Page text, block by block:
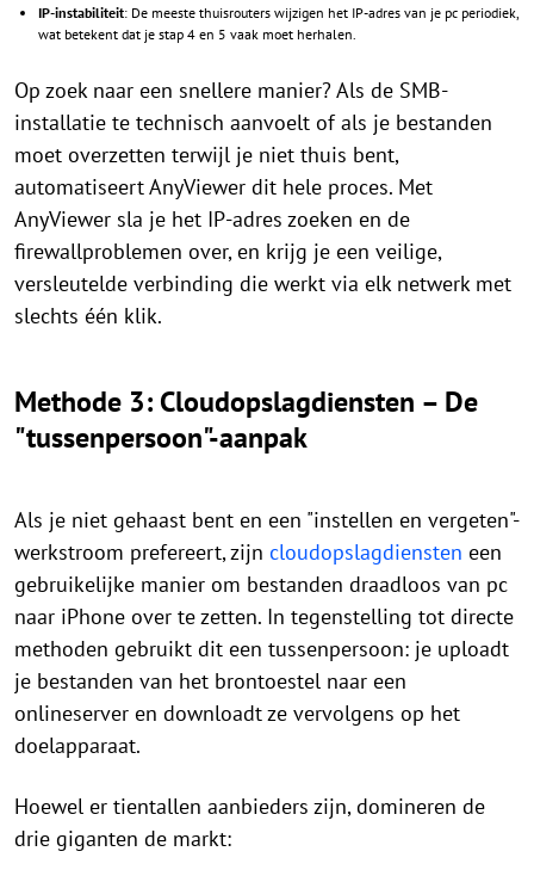
IP-instabiliteit: De meeste thuisrouters wijzigen het IP-adres van je pc periodiek,
wat betekent dat je stap 4 en 5 vaak moet herhalen.
Op zoek naar een snellere manier? Als de SMB-
installatie te technisch aanvoelt of als je bestanden
moet overzetten terwijl je niet thuis bent,
automatiseert AnyViewer dit hele proces. Met
AnyViewer sla je het IP-adres zoeken en de
firewallproblemen over, en krijg je een veilige,
versleutelde verbinding die werkt via elk netwerk met
slechts één klik.
Methode 3: Cloudopslagdiensten – De
"tussenpersoon"-aanpak
Als je niet gehaast bent en een "instellen en vergeten"-
werkstroom prefereert, zijn cloudopslagdiensten een
gebruikelijke manier om bestanden draadloos van pc
naar iPhone over te zetten. In tegenstelling tot directe
methoden gebruikt dit een tussenpersoon: je uploadt
je bestanden van het brontoestel naar een
onlineserver en downloadt ze vervolgens op het
doelapparaat.
Hoewel er tientallen aanbieders zijn, domineren de
drie giganten de markt: